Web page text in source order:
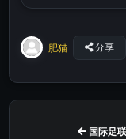
肥猫 分享
国际足